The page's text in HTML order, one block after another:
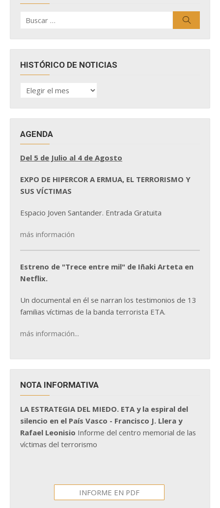
por:
HISTÓRICO DE NOTICIAS
HISTÓRICO
DE
AGENDA
Del 5 de Julio al 4 de Agosto
EXPO DE HIPERCOR A ERMUA, EL TERRORISMO Y
SUS VÍCTIMAS
Espacio Joven Santander. Entrada Gratuita
más información
Estreno de "Trece entre mil" de Iñaki Arteta en
Netflix.
Un documental en él se narran los testimonios de 13
familias víctimas de la banda terrorista ETA.
más información...
NOTA INFORMATIVA
LA ESTRATEGIA DEL MIEDO. ETA y la espiral del
silencio en el País Vasco - Francisco J. Llera y
Rafael Leonisio Informe del centro memorial de las
víctimas del terrorismo
INFORME EN PDF